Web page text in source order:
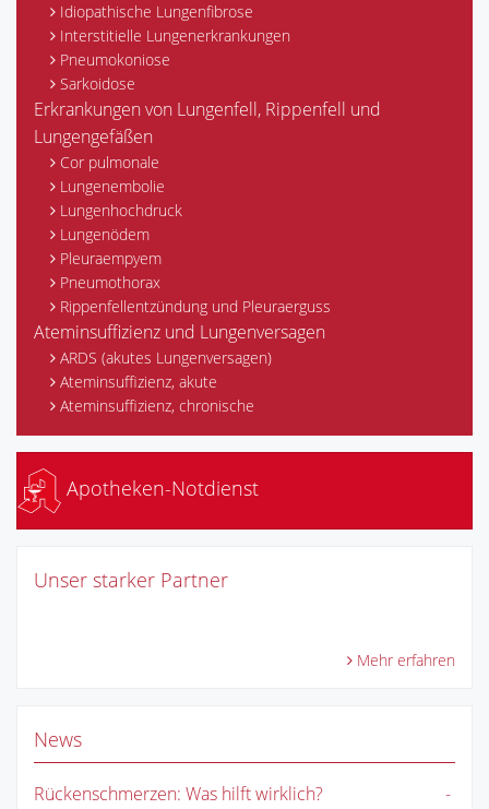
Idiopathische Lungenfibrose
Interstitielle Lungenerkrankungen
Pneumokoniose
Sarkoidose
Erkrankungen von Lungenfell, Rippenfell und
Lungengefäßen
Cor pulmonale
Lungenembolie
Lungenhochdruck
Lungenödem
Pleuraempyem
Pneumothorax
Rippenfellentzündung und Pleuraerguss
Ateminsuffizienz und Lungenversagen
ARDS (akutes Lungenversagen)
Ateminsuffizienz, akute
Ateminsuffizienz, chronische
Apotheken-Notdienst
Unser starker Partner
Mehr erfahren
News
Rückenschmerzen: Was hilft wirklich?